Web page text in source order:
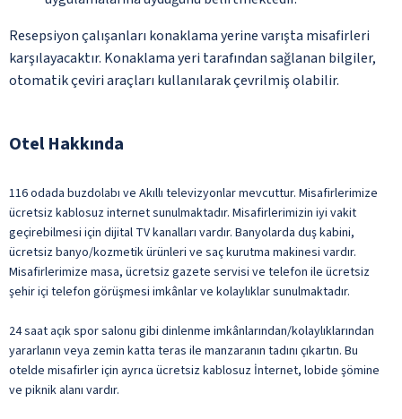
Resepsiyon çalışanları konaklama yerine varışta misafirleri
karşılayacaktır. Konaklama yeri tarafından sağlanan bilgiler,
otomatik çeviri araçları kullanılarak çevrilmiş olabilir.
Otel Hakkında
116 odada buzdolabı ve Akıllı televizyonlar mevcuttur. Misafirlerimize
ücretsiz kablosuz internet sunulmaktadır. Misafirlerimizin iyi vakit
geçirebilmesi için dijital TV kanalları vardır. Banyolarda duş kabini,
ücretsiz banyo/kozmetik ürünleri ve saç kurutma makinesi vardır.
Misafirlerimize masa, ücretsiz gazete servisi ve telefon ile ücretsiz
şehir içi telefon görüşmesi imkânlar ve kolaylıklar sunulmaktadır.
24 saat açık spor salonu gibi dinlenme imkânlarından/kolaylıklarından
yararlanın veya zemin katta teras ile manzaranın tadını çıkartın. Bu
otelde misafirler için ayrıca ücretsiz kablosuz İnternet, lobide şömine
ve piknik alanı vardır.